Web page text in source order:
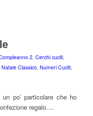
2, Cerchi cuciti,
Natale Classico, Numeri Cuciti,
po’ particolare che ho
regalo….